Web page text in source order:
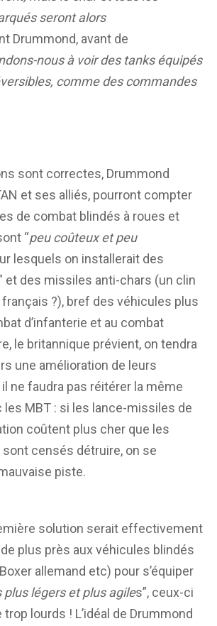
seront alors
Drummond, avant de
nous à voir des tanks équipés
comme des commandes
sont correctes, Drummond
et ses alliés, pourront compter
de combat blindés à roues et
“peu coûteux et peu
lesquels on installerait des
et des missiles anti-chars (un clin
français ?), bref des véhicules plus
d’infanterie et au combat
le britannique prévient, on tendra
une amélioration de leurs
ne faudra pas réitérer la même
les MBT : si les lance-missiles de
coûtent plus cher que les
sont censés détruire, on se
piste.
solution serait effectivement
plus près aux véhicules blindés
allemand etc) pour s’équiper
légers et plus agiles”, ceux-ci
lourds ! L’idéal de Drummond